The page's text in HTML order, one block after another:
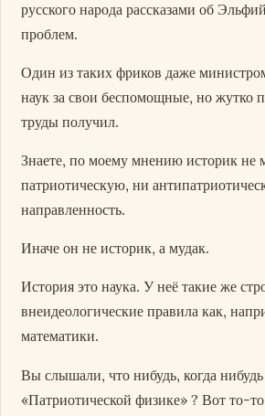
русского народа рассказами об
проблем.
Один из таких фриков даже
наук за свои беспомощные, но жутко
труды получил.
Знаете, по моему мнению историк не
патриотическую, ни
направленность.
Иначе он не историк, а мудак.
История это наука. У неё такие же
внеидеологические правила как,
математики.
Вы слышали, что нибудь, когда
«Патриотической физике» ? Вот то-